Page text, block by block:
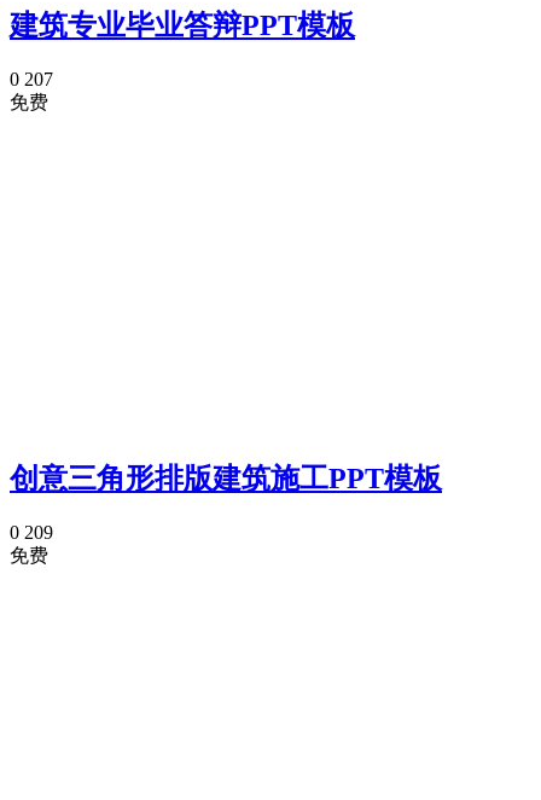
建筑专业毕业答辩PPT模板
0 207
免费
创意三角形排版建筑施工PPT模板
0 209
免费